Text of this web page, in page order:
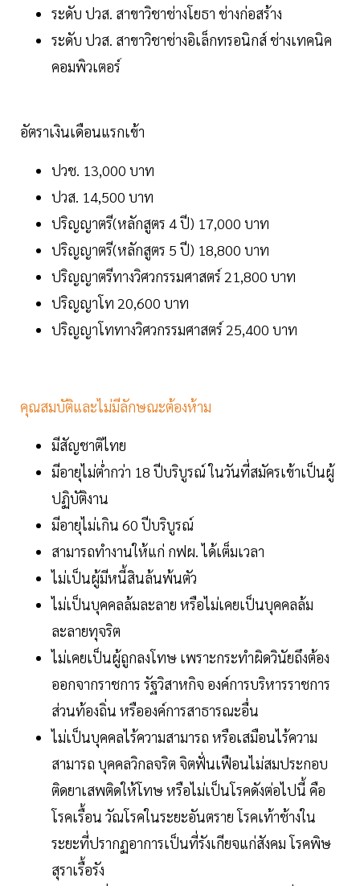
ระดับ ปวส. สาขาวิชาช่างโยธา ช่างก่อสร้าง
ระดับ ปวส. สาขาวิชาช่างอิเล็กทรอนิกส์ ช่างเทคนิค
คอมพิวเตอร์
อัตราเงินเดือนแรกเข้า
ปวช. 13,000 บาท
ปวส. 14,500 บาท
ปริญญาตรี(หลักสูตร 4 ปี) 17,000 บาท
ปริญญาตรี(หลักสูตร 5 ปี) 18,800 บาท
ปริญญาตรีทางวิศวกรรมศาสตร์ 21,800 บาท
ปริญญาโท 20,600 บาท
ปริญญาโททางวิศวกรรมศาสตร์ 25,400 บาท
คุณสมบัติและไม่มีลักษณะต้องห้าม
มีสัญชาติไทย
มีอายุไม่ต่ำกว่า 18 ปีบริบูรณ์ ในวันที่สมัครเข้าเป็นผู้
ปฏิบัติงาน
มีอายุไม่เกิน 60 ปีบริบูรณ์
สามารถทำงานให้แก่ กฟผ. ได้เต็มเวลา
ไม่เป็นผู้มีหนี้สินล้นพ้นตัว
ไม่เป็นบุคคลล้มละลาย หรือไม่เคยเป็นบุคคลล้ม
ละลายทุจริต
ไม่เคยเป็นผู้ถูกลงโทษ เพราะกระทำผิดวินัยถึงต้อง
ออกจากราชการ รัฐวิสาหกิจ องค์การบริหารราชการ
ส่วนท้องถิ่น หรือองค์การสาธารณะอื่น
ไม่เป็นบุคคลไร้ความสามารถ หรือเสมือนไร้ความ
สามารถ บุคคลวิกลจริต จิตฟั่นเฟือนไม่สมประกอบ
ติดยาเสพติดให้โทษ หรือไม่เป็นโรคดังต่อไปนี้ คือ
โรคเรื้อน วัณโรคในระยะอันตราย โรคเท้าช้างใน
ระยะที่ปรากฏอาการเป็นที่รังเกียจแก่สังคม โรคพิษ
สุราเรื้อรัง